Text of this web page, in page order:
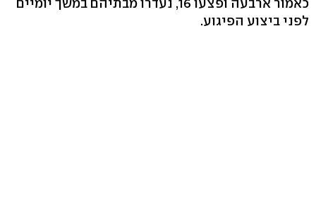
לפני ביצוע הפיגוע.